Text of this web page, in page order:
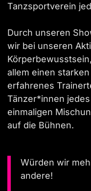
Tanzsportverein
Durch unseren
wir bei unseren
allem einen
erfahrenes
Tänzer*innen
einmaligen
auf die Bühnen.
Würden wir
andere!